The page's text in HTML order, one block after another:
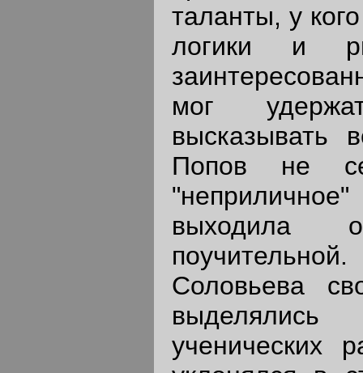
таланты, у
логики и
мог
высказывать
Попов не
выходила
Соловьева
ученических